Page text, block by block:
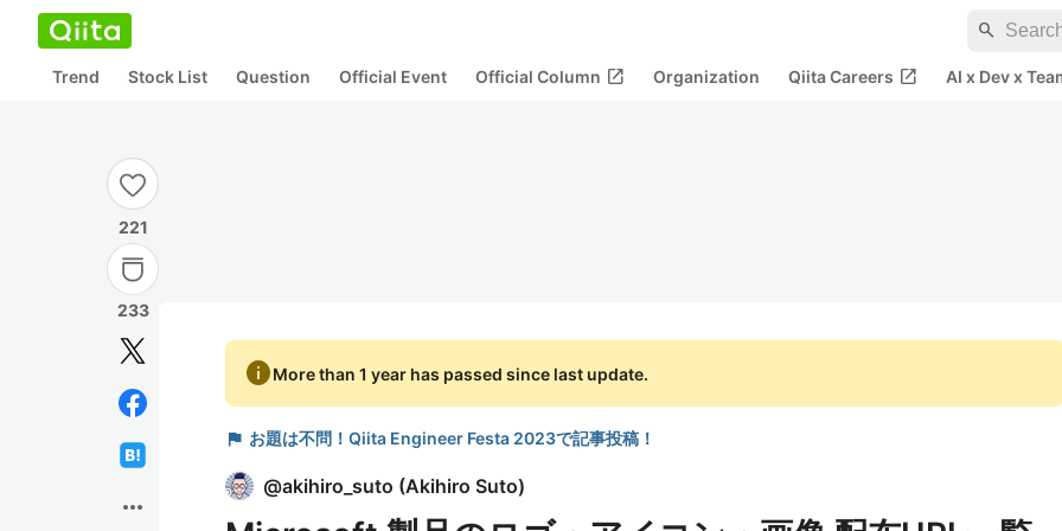
search
Trend Stock List Question Official Event Official Column open_in_new Organization Qiita Careers open_in_new AI x Dev x
221
233
more_horiz
infoMore than 1 year has passed since last update.
flag お題は不問！Qiita Engineer Festa 2023で記事投稿！
@akihiro_suto (Akihiro Suto)